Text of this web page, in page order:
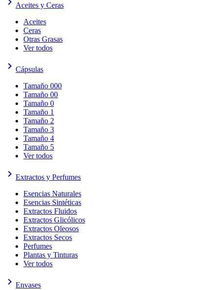
Aceites y Ceras
Aceites
Ceras
Otras Grasas
Ver todos
keyboard_arrow_right Cápsulas
Tamaño 000
Tamaño 00
Tamaño 0
Tamaño 1
Tamaño 2
Tamaño 3
Tamaño 4
Tamaño 5
Ver todos
keyboard_arrow_right Extractos y Perfumes
Esencias Naturales
Esencias Sintéticas
Extractos Fluidos
Extractos Glicólicos
Extractos Oleosos
Extractos Secos
Perfumes
Plantas y Tinturas
Ver todos
keyboard_arrow_right Envases